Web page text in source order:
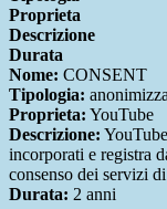
Proprieta
Descrizione
Durata
Nome: CONSENT
Tipologia:
Proprieta: YouTube
Descrizione:
incorporati e registra
consenso dei servizi
Durata: 2 anni